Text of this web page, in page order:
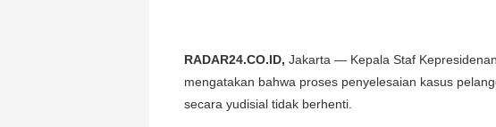
RADAR24.CO.ID, Jakarta — Kepala Staf
mengatakan bahwa proses penyelesaian kasus
secara yudisial tidak berhenti.